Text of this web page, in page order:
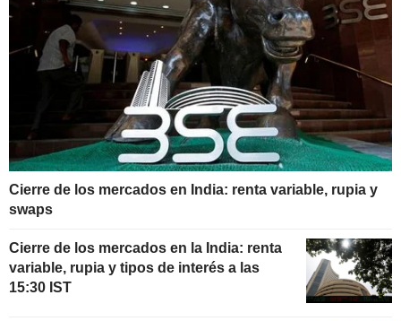
Cierre de los mercados en India: renta variable, rupia y
swaps
Cierre de los mercados en la India: renta
variable, rupia y tipos de interés a las
15:30 IST